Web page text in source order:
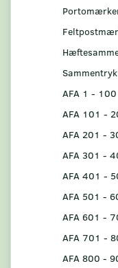
Sammentryk
AFA 1 - 100
AFA 101 -
AFA 201 -
AFA 301 -
AFA 401 -
AFA 501 -
AFA 601 -
AFA 701 -
AFA 800 -